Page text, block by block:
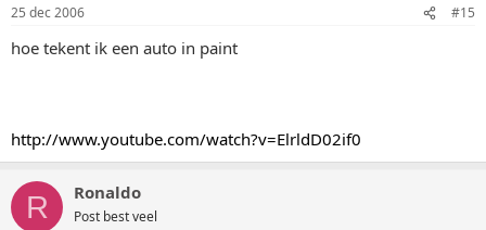
25 dec 2006 #15
hoe tekent ik een auto in paint
http://www.youtube.com/watch?v=ElrldD02if0
R Ronaldo
Post best veel